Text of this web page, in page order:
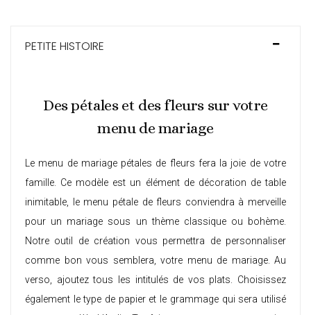
PETITE HISTOIRE
Des pétales et des fleurs sur votre
menu de mariage
Le menu de mariage pétales de fleurs fera la joie de votre
famille. Ce modèle est un élément de décoration de table
inimitable, le menu pétale de fleurs conviendra à merveille
pour un mariage sous un thème classique ou bohème.
Notre outil de création vous permettra de personnaliser
comme bon vous semblera, votre menu de mariage. Au
verso, ajoutez tous les intitulés de vos plats. Choisissez
également le type de papier et le grammage qui sera utilisé